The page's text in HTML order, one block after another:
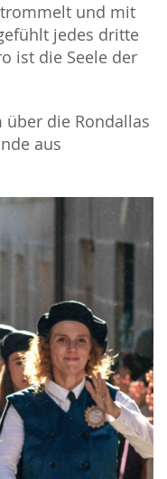
trommelt und mit
jedes dritte
ist die Seele der
über die Rondallas
aus